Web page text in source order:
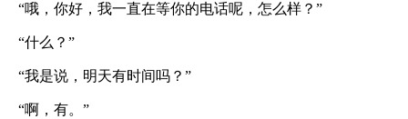
“哦，你好，我一直在等你的电话呢，怎么样？”
“什么？”
“我是说，明天有时间吗？”
“啊，有。”